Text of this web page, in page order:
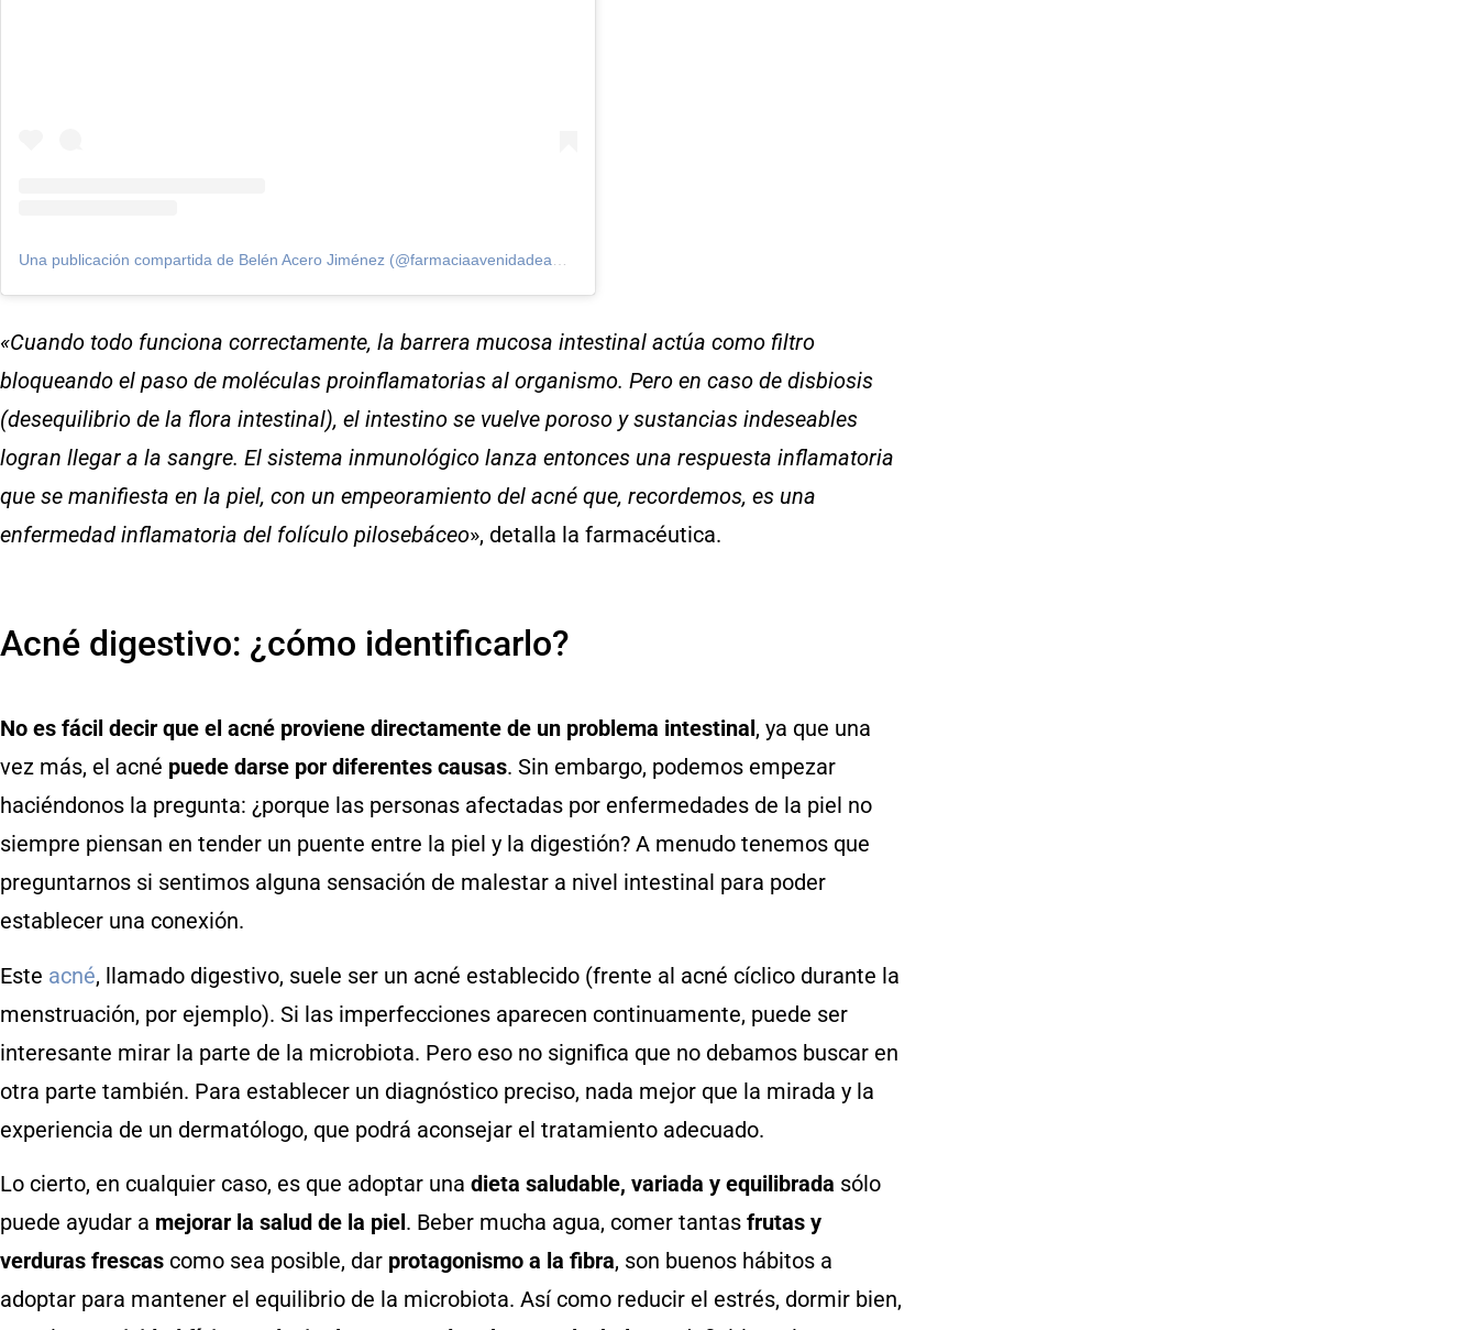
«Cuando todo funciona correctamente, la barrera mucosa intestinal actúa como filtro
bloqueando el paso de moléculas proinflamatorias al organismo. Pero en caso de disbiosis
(desequilibrio de la flora intestinal), el intestino se vuelve poroso y sustancias indeseables
logran llegar a la sangre. El sistema inmunológico lanza entonces una respuesta inflamatoria
que se manifiesta en la piel, con un empeoramiento del acné que, recordemos, es una
enfermedad inflamatoria del folículo pilosebáceo», detalla la farmacéutica.
Acné digestivo: ¿cómo identificarlo?
No es fácil decir que el acné proviene directamente de un problema intestinal , ya que una
vez más, el acné puede darse por diferentes causas. Sin embargo, podemos empezar
haciéndonos la pregunta: ¿porque las personas afectadas por enfermedades de la piel no
siempre piensan en tender un puente entre la piel y la digestión? A menudo tenemos que
preguntarnos si sentimos alguna sensación de malestar a nivel intestinal para poder
establecer una conexión.
Este acné, llamado digestivo, suele ser un acné establecido (frente al acné cíclico durante la
menstruación, por ejemplo). Si las imperfecciones aparecen continuamente, puede ser
interesante mirar la parte de la microbiota. Pero eso no significa que no debamos buscar en
otra parte también. Para establecer un diagnóstico preciso, nada mejor que la mirada y la
experiencia de un dermatólogo, que podrá aconsejar el tratamiento adecuado.
Lo cierto, en cualquier caso, es que adoptar una dieta saludable, variada y equilibrada sólo
puede ayudar a mejorar la salud de la piel. Beber mucha agua, comer tantas frutas y
verduras frescas como sea posible, dar protagonismo a la fibra, son buenos hábitos a
adoptar para mantener el equilibrio de la microbiota. Así como reducir el estrés, dormir bien,